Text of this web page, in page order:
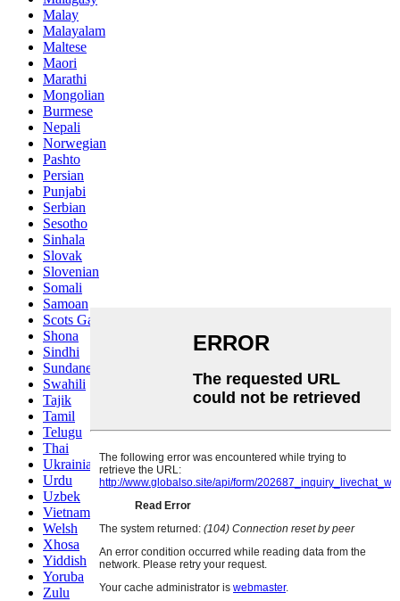
Malay
Malayalam
Maltese
Maori
Marathi
Mongolian
Burmese
Nepali
Norwegian
Pashto
Persian
Punjabi
Serbian
Sesotho
Sinhala
Slovak
Slovenian
Somali
Samoan
Scots Gaelic
Shona
Sindhi
Sundanese
Swahili
Tajik
Tamil
Telugu
Thai
Ukrainian
Urdu
Uzbek
Vietnamese
Welsh
Xhosa
Yiddish
Yoruba
Zulu